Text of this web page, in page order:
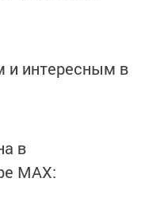
интересным в
в
MАХ: